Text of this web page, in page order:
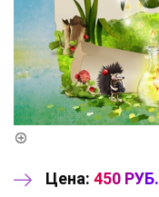
Цена: 450 РУБ.